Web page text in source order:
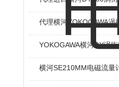
代理横河YOKOGAWA涡
YOKOGAWA横河DY涡
横河SE210MM电磁流量